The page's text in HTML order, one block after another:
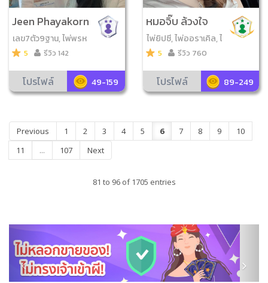
Jeen Phayakorn
เลข7ตัว9ฐาน, ไพ่พรห
มญาณ, เลข7ตัว4ฐาน
5 รีวิว 142
โปรไฟล์ 49-159
หมอจิ๊บ ล้วงใจ
ไพ่ยิปซี, ไพ่ออราเคิล, ไ
พ่โชคดีมีสุข, ไพ่ขลัง
5 รีวิว 760
โปรไฟล์ 89-249
Previous 1 2 3 4 5 6 7 8 9
10
11
... 107 Next
81 to 96 of 1705 entries
Previous Next